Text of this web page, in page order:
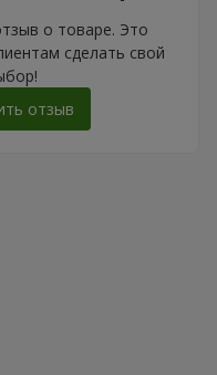
о товаре. Это
сделать свой
отзыв